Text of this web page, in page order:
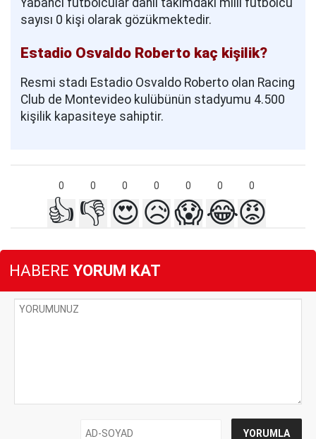
Yabancı futbolcular dahil takımdaki milli futbolcu
sayısı 0 kişi olarak gözükmektedir.
Estadio Osvaldo Roberto kaç kişilik?
Resmi stadı Estadio Osvaldo Roberto olan Racing
Club de Montevideo kulübünün stadyumu 4.500
kişilik kapasiteye sahiptir.
0 0 0 0 0 0 0
👍 👎 😍😥😱😂😡
HABERE YORUM KAT